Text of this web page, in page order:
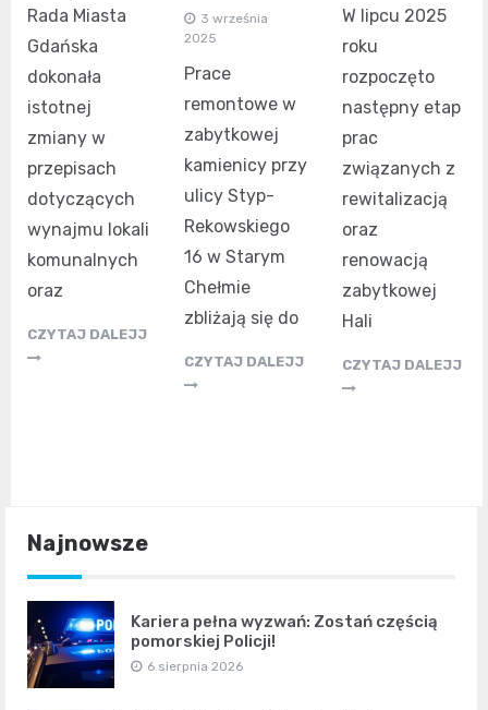
Rada Miasta
Gdańska
dokonała
istotnej
zmiany w
przepisach
dotyczących
wynajmu lokali
komunalnych
oraz
CZYTAJ DALEJJ
3 września
2025
Prace
remontowe w
zabytkowej
kamienicy przy
ulicy Styp-
Rekowskiego
16 w Starym
Chełmie
zbliżają się do
CZYTAJ DALEJJ
W lipcu 2025
roku
rozpoczęto
następny etap
prac
związanych z
rewitalizacją
oraz
renowacją
zabytkowej
Hali
CZYTAJ DALEJJ
Najnowsze
Kariera pełna wyzwań: Zostań częścią
pomorskiej Policji!
6 sierpnia 2026